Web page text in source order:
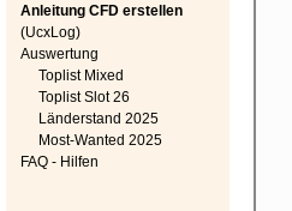
Anleitung CFD erstellen
(UcxLog)
Auswertung
Toplist Mixed
Toplist Slot 26
Länderstand 2025
Most-Wanted 2025
FAQ - Hilfen